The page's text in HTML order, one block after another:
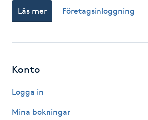
LPG-massage
Luggklippning
Läs mer Företagsinloggning
Konto
Logga in
Mina bokningar